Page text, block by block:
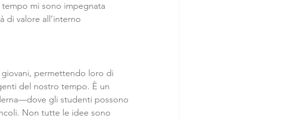
mi sono impegnata
di valore all’interno
giovani, permettendo loro di
del nostro tempo. È un
gli studenti possono
Non tutte le idee sono